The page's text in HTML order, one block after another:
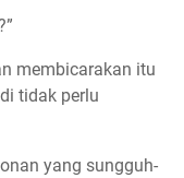
membicarakan itu
tidak perlu
yang sungguh-